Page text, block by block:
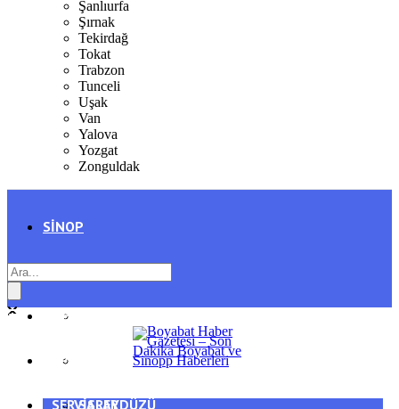
Şanlıurfa
Şırnak
Tekirdağ
Tokat
Trabzon
Tunceli
Uşak
Van
Yalova
Yozgat
Zonguldak
SINOP
AYANCIK
SARAYDÜZÜ
GENEL
SPOR
SERVISLER